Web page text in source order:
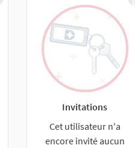
Invitations
Cet utilisateur n'a
encore invité aucun